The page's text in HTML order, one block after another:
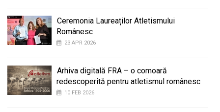
Ceremonia Laureaților Atletismului
Românesc
23 APR 2026
Arhiva digitală FRA – o comoară
redescoperită pentru atletismul românesc
10 FEB 2026